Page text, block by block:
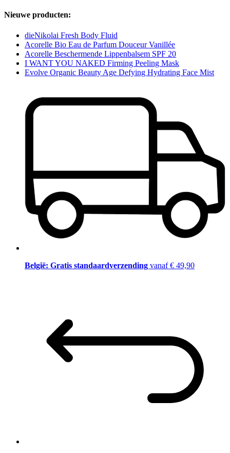
Nieuwe producten:
dieNikolai Fresh Body Fluid
Acorelle Bio Eau de Parfum Douceur Vanillée
Acorelle Beschermende Lippenbalsem SPF 20
I WANT YOU NAKED Firming Peeling Mask
Evolve Organic Beauty Age Defying Hydrating Face Mist
België: Gratis standaardverzending vanaf € 49,90